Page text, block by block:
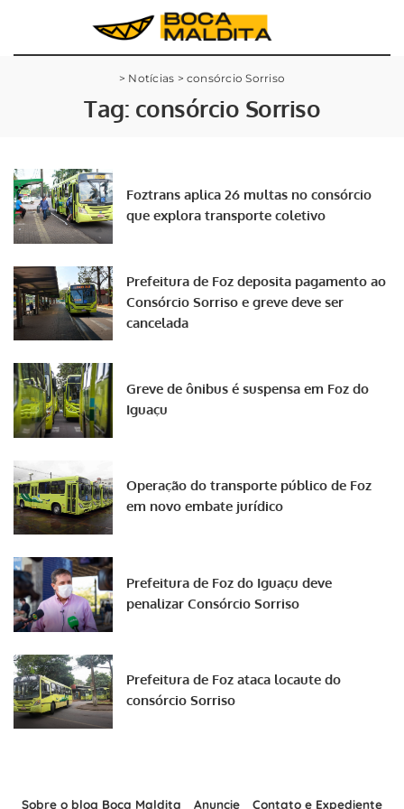
> Notícias >consórcio Sorriso
Tag: consórcio Sorriso
Foztrans aplica 26 multas no consórcio
que explora transporte coletivo
Prefeitura de Foz deposita pagamento ao
Consórcio Sorriso e greve deve ser
cancelada
Greve de ônibus é suspensa em Foz do
Iguaçu
Operação do transporte público de Foz
em novo embate jurídico
Prefeitura de Foz do Iguaçu deve
penalizar Consórcio Sorriso
Prefeitura de Foz ataca locaute do
consórcio Sorriso
Sobre o blog Boca Maldita Anuncie Contato e Expediente